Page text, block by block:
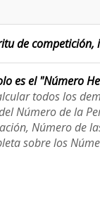
de
es el "Número
todos los
Número de la
Número de
sobre los